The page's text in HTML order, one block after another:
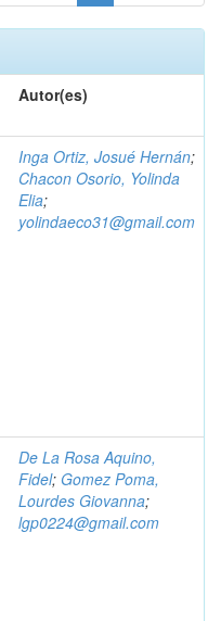
Autor(es)
Inga Ortiz, Josué Hernán;
Chacon Osorio, Yolinda
Elia;
yolindaeco31@gmail.com
De La Rosa Aquino,
Fidel; Gomez Poma,
Lourdes Giovanna;
lgp0224@gmail.com